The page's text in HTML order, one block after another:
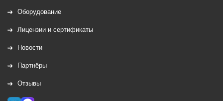
Оборудование
Лицензии и сертификаты
Новости
Партнёры
Отзывы